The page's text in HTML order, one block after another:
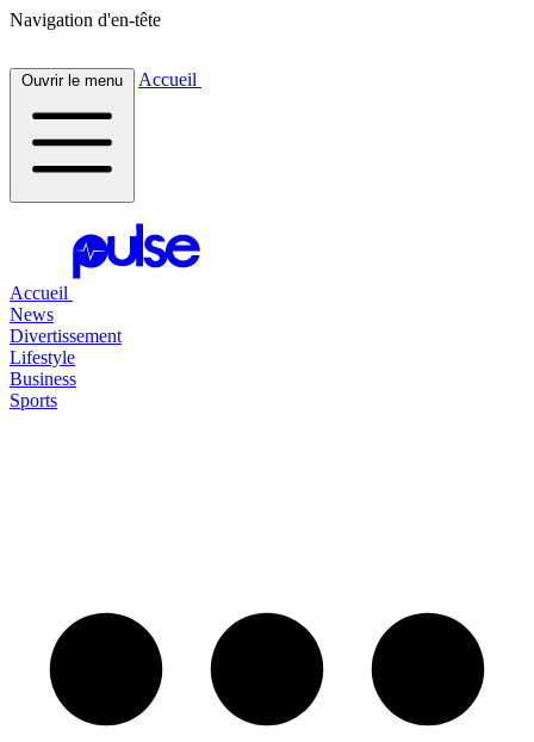
Navigation d'en-tête
Ouvrir le menu Accueil
Accueil
News
Divertissement
Lifestyle
Business
Sports